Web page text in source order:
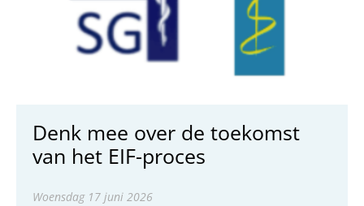
Denk mee over de toekomst
van het EIF-proces
woensdag 17 juni 2026